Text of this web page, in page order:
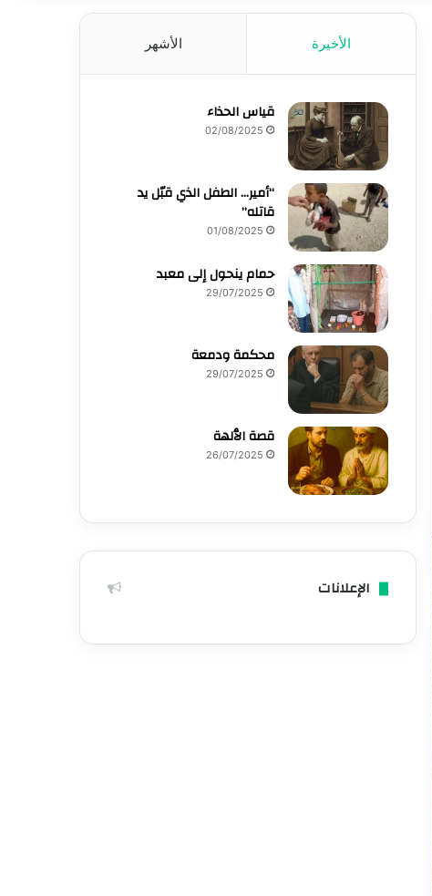
الأخيرة الأشهر
قياس الحذاء
02/08/2025
“أمير… الطفل الذي قبّل يد
قاتله”
01/08/2025
حمام ينحول إلى معبد
29/07/2025
محكمة ودمعة
29/07/2025
قصة الٱلهة
26/07/2025
الإعلانات